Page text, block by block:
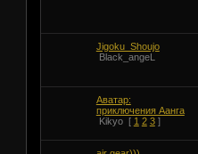
Jigoku_Shoujo
Black_angeL
Аватар:
приключения Аанга
Kikyo [ 1 2 3 ]